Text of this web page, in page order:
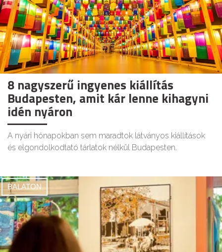
8 nagyszerű ingyenes kiállítás
Budapesten, amit kár lenne kihagyni
idén nyáron
A nyári hónapokban sem maradtok látványos kiállítások
és elgondolkodtató tárlatok nélkül Budapesten.
BALATON